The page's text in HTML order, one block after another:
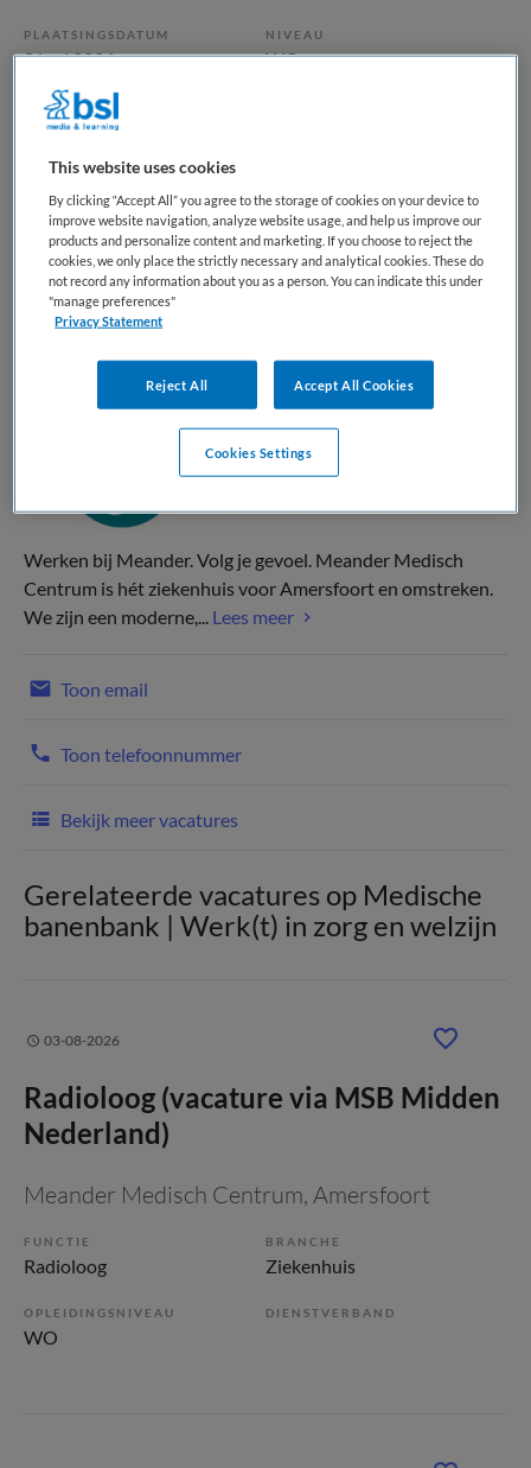
PLAATSINGSDATUM
8 juni 2026
NIVEAU
WO
ERVARING
Niet nader bepaald
Vacature niet beschikbaar
Deze vacature Fellow Mammaradiologie (vacature via MSB
Midden Nederland) bij Meander Medisch Centrum is niet
meer actueel. Hieronder staan enkele vergelijkbare
Werken bij Meander. Volg je gevoel. Meander Medisch
Centrum is hét ziekenhuis voor Amersfoort en omstreken.
We zijn een moderne,... Lees meer
Toon email
Toon telefoonnummer
Bekijk meer vacatures
Gerelateerde vacatures op Medische
banenbank | Werk(t) in zorg en welzijn
03-08-2026
Radioloog (vacature via MSB Midden
Nederland)
Meander Medisch Centrum, Amersfoort
FUNCTIE
Radioloog
BRANCHE
Ziekenhuis
OPLEIDINGSNIVEAU
WO
DIENSTVERBAND
This website uses cookies
By clicking “Accept All” you agree to the storage of cookies on your device to
improve website navigation, analyze website usage, and help us improve our
products and personalize content and marketing. If you choose to reject the
cookies, we only place the strictly necessary and analytical cookies. These do
not record any information about you as a person. You can indicate this under
"manage preferences"
Privacy Statement
Reject All Accept All Cookies
Cookies Settings